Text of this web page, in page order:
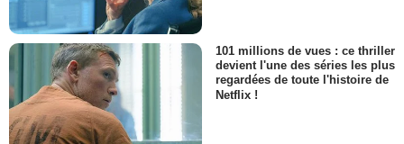
101 millions de vues : ce thriller
devient l'une des séries les plus
regardées de toute l'histoire de
Netflix !